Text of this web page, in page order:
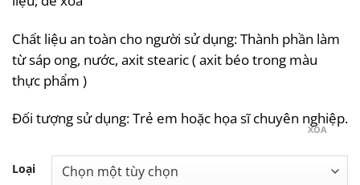
Chất liệu an toàn cho người sử dụng: Thành phần làm
từ sáp ong, nước, axit stearic ( axit béo trong màu
thực phẩm )
Đối tượng sử dụng: Trẻ em hoặc họa sĩ chuyên nghiệp.
Loại
XÓA